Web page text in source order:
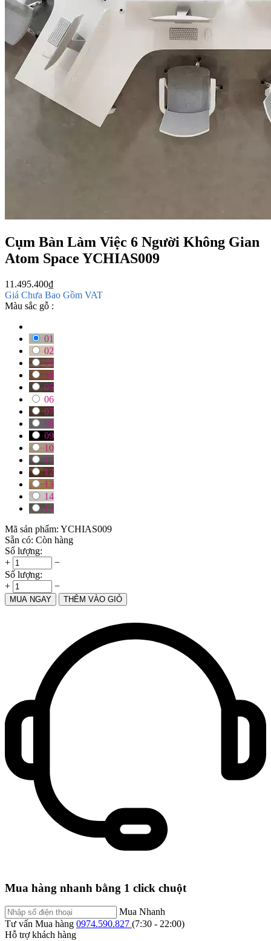
Cụm Bàn Làm Việc 6 Người Không Gian
Atom Space YCHIAS009
11.495.400₫
Giá Chưa Bao Gồm VAT
Màu sắc gỗ :
01
02
03
04
05
06
07
08
09
10
11
12
13
14
15
Mã sản phẩm: YCHIAS009
Sẵn có: Còn hàng
Số lượng:
+
−
Số lượng:
+
−
MUA NGAY THÊM VÀO GIỎ
Mua hàng nhanh bằng 1 click chuột
Mua Nhanh
Tư vấn Mua hàng 0974.590.827 (7:30 - 22:00)
Hỗ trợ khách hàng